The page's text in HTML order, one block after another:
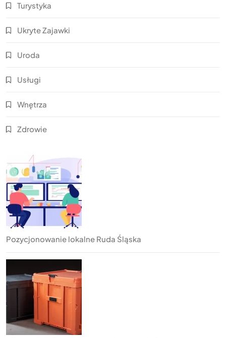
Turystyka
Ukryte Zajawki
Uroda
Usługi
Wnętrza
Zdrowie
Pozycjonowanie lokalne Ruda Śląska